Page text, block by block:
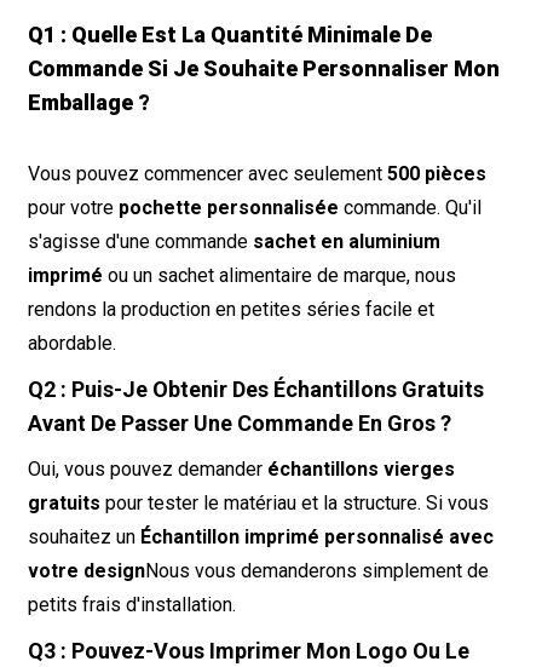
Q1 : Quelle Est La Quantité Minimale De
Commande Si Je Souhaite Personnaliser Mon
Emballage ?
Vous pouvez commencer avec seulement 500 pièces
pour votre pochette personnalisée commande. Qu'il
s'agisse d'une commande sachet en aluminium
imprimé ou un sachet alimentaire de marque, nous
rendons la production en petites séries facile et
abordable.
Q2 : Puis-Je Obtenir Des Échantillons Gratuits
Avant De Passer Une Commande En Gros ?
Oui, vous pouvez demander échantillons vierges
gratuits pour tester le matériau et la structure. Si vous
souhaitez un Échantillon imprimé personnalisé avec
votre designNous vous demanderons simplement de
petits frais d'installation.
Q3 : Pouvez-Vous Imprimer Mon Logo Ou Le